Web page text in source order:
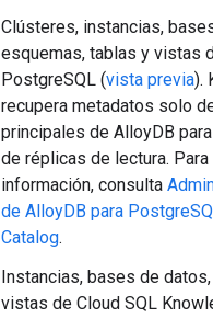
Clústeres, instancias,
esquemas, tablas y vistas
PostgreSQL (vista previa).
recupera metadatos solo
principales de AlloyDB
de réplicas de lectura.
información, consulta
de AlloyDB para
Catalog.
Instancias, bases de
vistas de Cloud SQL